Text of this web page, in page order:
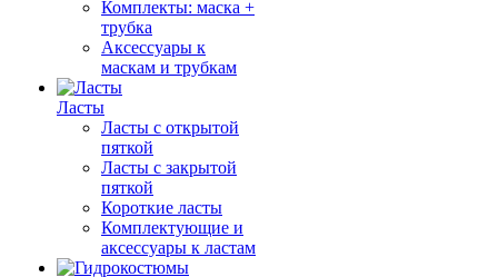
Комплекты: маска +
трубка
Аксессуары к
маскам и трубкам
Ласты
Ласты с открытой
пяткой
Ласты с закрытой
пяткой
Короткие ласты
Комплектующие и
аксессуары к ластам